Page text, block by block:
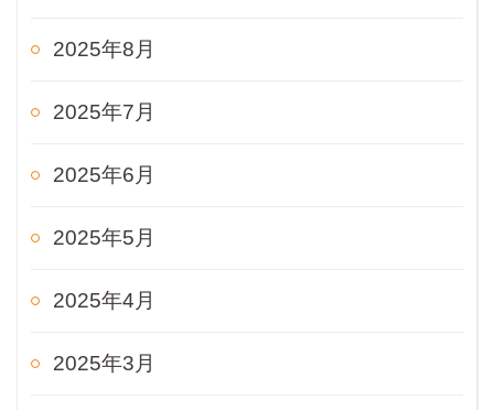
2025年8月
2025年7月
2025年6月
2025年5月
2025年4月
2025年3月